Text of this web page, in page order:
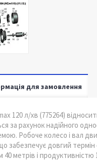
для замовлення
120 л/хв (775264)
за рахунок надійного
Робоче колесо і вал
забезпечує довгий
метрів і продуктивністю